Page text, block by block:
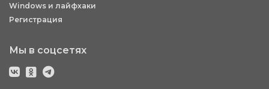
Windows и лайфхаки
Регистрация
Мы в соцсетях